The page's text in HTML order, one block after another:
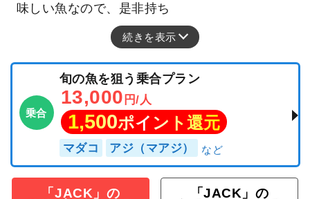
味しい魚なので、是非持ち
続きを表示
乗合
旬の魚を狙う乗合プラン
13,000 円/人
1,500ポイント還元
マダコ アジ（マアジ）
「JACK」の
「JACK」の